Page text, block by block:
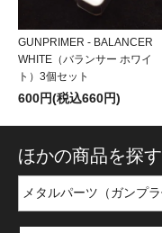
GUNPRIMER - BALANCER
WHITE（バランサー ホワイ
ト）3個セット
600円(税込660円)
ほかの商品を探す